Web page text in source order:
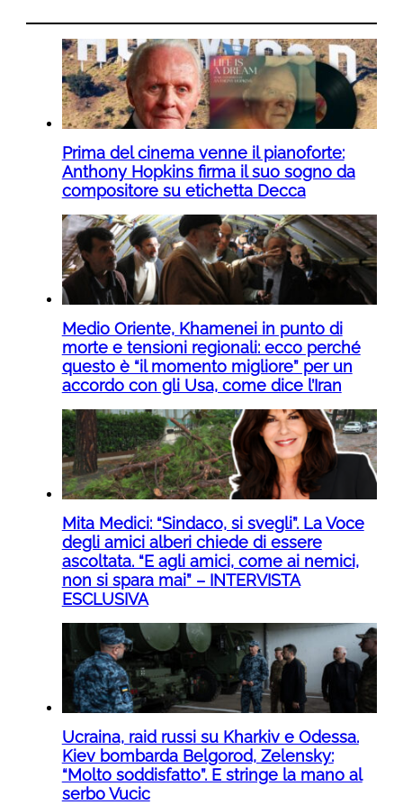
Prima del cinema venne il pianoforte:
Anthony Hopkins firma il suo sogno da
compositore su etichetta Decca
Medio Oriente, Khamenei in punto di
morte e tensioni regionali: ecco perché
questo è “il momento migliore” per un
accordo con gli Usa, come dice l’Iran
Mita Medici: “Sindaco, si svegli”. La Voce
degli amici alberi chiede di essere
ascoltata. “E agli amici, come ai nemici,
non si spara mai” – INTERVISTA
ESCLUSIVA
Ucraina, raid russi su Kharkiv e Odessa.
Kiev bombarda Belgorod, Zelensky:
“Molto soddisfatto”. E stringe la mano al
serbo Vucic